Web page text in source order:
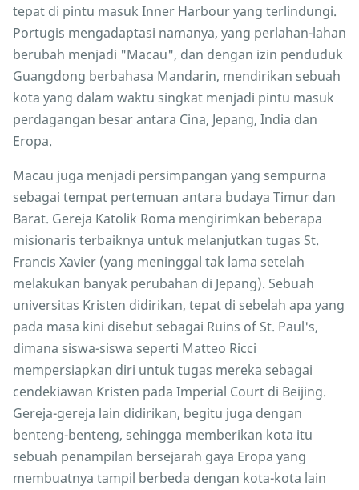
tepat di pintu masuk Inner Harbour yang terlindungi.
Portugis mengadaptasi namanya, yang perlahan-lahan
berubah menjadi "Macau", dan dengan izin penduduk
Guangdong berbahasa Mandarin, mendirikan sebuah
kota yang dalam waktu singkat menjadi pintu masuk
perdagangan besar antara Cina, Jepang, India dan
Eropa.
Macau juga menjadi persimpangan yang sempurna
sebagai tempat pertemuan antara budaya Timur dan
Barat. Gereja Katolik Roma mengirimkan beberapa
misionaris terbaiknya untuk melanjutkan tugas St.
Francis Xavier (yang meninggal tak lama setelah
melakukan banyak perubahan di Jepang). Sebuah
universitas Kristen didirikan, tepat di sebelah apa yang
pada masa kini disebut sebagai Ruins of St. Paul's,
dimana siswa-siswa seperti Matteo Ricci
mempersiapkan diri untuk tugas mereka sebagai
cendekiawan Kristen pada Imperial Court di Beijing.
Gereja-gereja lain didirikan, begitu juga dengan
benteng-benteng, sehingga memberikan kota itu
sebuah penampilan bersejarah gaya Eropa yang
membuatnya tampil berbeda dengan kota-kota lain